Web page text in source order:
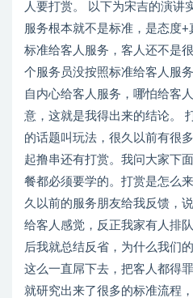
人要打赏。 以下为宋吉的演讲
服务根本就不是标准，是态度
标准给客人服务，客人还不是
个服务员没按照标准给客人服
自内心给客人服务，哪怕给客
意，这就是我得出来的结论。
的话题叫玩法，很久以前有很
起撸串还有打赏。我问大家下
餐都必须要学的。打赏是怎么
久以前的服务朋友给我反馈，
给客人感觉，反正我家有人排
后我就总结反省，为什么我们
这么一直屌下去，把客人都得
就研究出来了很多的标准流程